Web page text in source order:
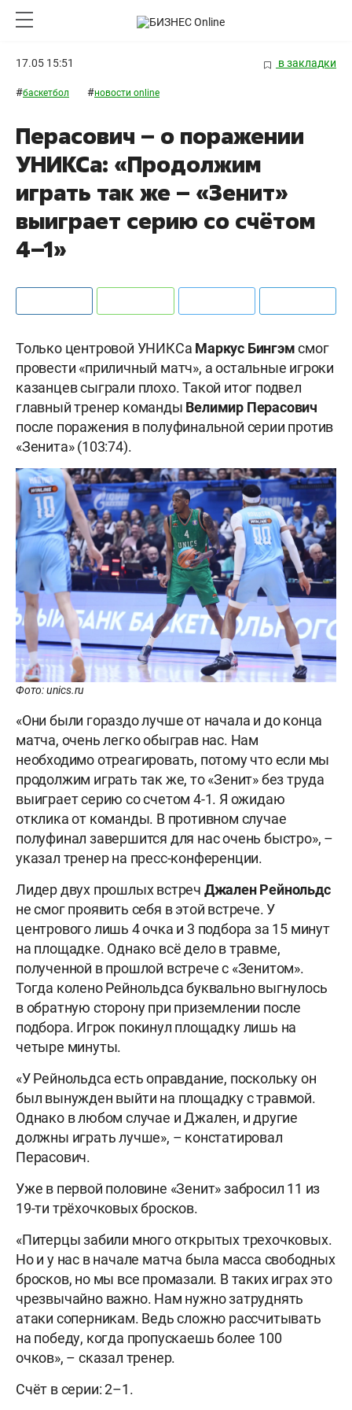
17.05 15:51 в закладки
#баскетбол #новости online
Перасович – о поражении
УНИКСа: «Продолжим
играть так же – «Зенит»
выиграет серию со счётом
4–1»
Только центровой УНИКСа Маркус Бингэмсмог
провести «приличный матч», а остальные игроки
казанцев сыграли плохо. Такой итог подвел
главный тренер команды Велимир Перасович
после поражения в полуфинальной серии против
«Зенита» (103:74).
Фото: unics.ru
«Они были гораздо лучше от начала и до конца
матча, очень легко обыграв нас. Нам
необходимо отреагировать, потому что если мы
продолжим играть так же, то «Зенит» без труда
выиграет серию со счетом 4-1. Я ожидаю
отклика от команды. В противном случае
полуфинал завершится для нас очень быстро», –
указал тренер на пресс-конференции.
Лидер двух прошлых встреч Джален Рейнольдс
не смог проявить себя в этой встрече. У
центрового лишь 4 очка и 3 подбора за 15 минут
на площадке. Однако всё дело в травме,
полученной в прошлой встрече с «Зенитом».
Тогда колено Рейнольдса буквально выгнулось
в обратную сторону при приземлении после
подбора. Игрок покинул площадку лишь на
четыре минуты.
«У Рейнольдса есть оправдание, поскольку он
был вынужден выйти на площадку с травмой.
Однако в любом случае и Джален, и другие
должны играть лучше», – констатировал
Перасович.
Уже в первой половине «Зенит» забросил 11 из
19-ти трёхочковых бросков.
«Питерцы забили много открытых трехочковых.
Но и у нас в начале матча была масса свободных
бросков, но мы все промазали. В таких играх это
чрезвычайно важно. Нам нужно затруднять
атаки соперникам. Ведь сложно рассчитывать
на победу, когда пропускаешь более 100
очков», – сказал тренер.
Счёт в серии: 2–1.